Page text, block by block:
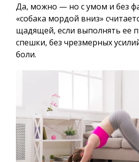
Да, можно — но с умом и без
«собака мордой вниз»
щадящей, если выполнять ее
спешки, без чрезмерных
боли.